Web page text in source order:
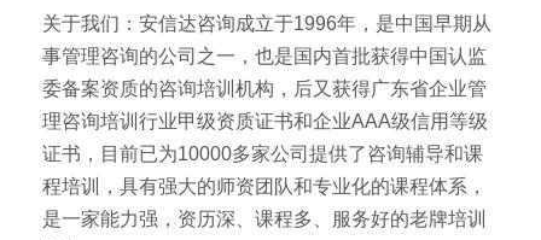
关于我们：安信达咨询成立于1996年，是中国早期从
事管理咨询的公司之一，也是国内首批获得中国认监
委备案资质的咨询培训机构，后又获得广东省企业管
理咨询培训行业甲级资质证书和企业AAA级信用等级
证书，目前已为10000多家公司提供了咨询辅导和课
程培训，具有强大的师资团队和专业化的课程体系，
是一家能力强，资历深、课程多、服务好的老牌培训